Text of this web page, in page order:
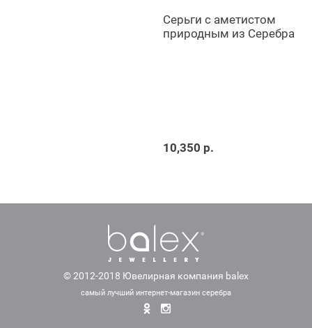
Серьги с аметистом
природным из Серебра
10,350 р.
© 2012-2018 Ювелирная компания balex
самый лучший интернет-магазин серебра